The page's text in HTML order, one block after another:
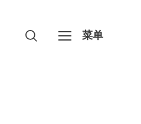
菜单